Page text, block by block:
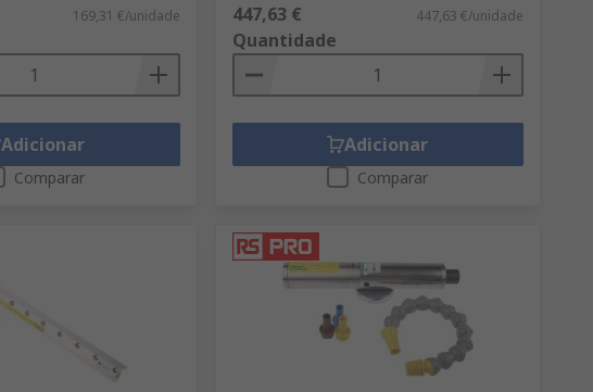
169,31 €/unidade
Adicionar
Comparar
447,63 € 447,63 €/unidade
Quantidade
Adicionar
Comparar